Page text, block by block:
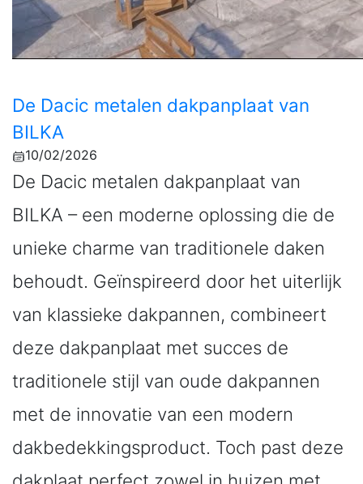
De Dacic metalen dakpanplaat van
BILKA
10/02/2026
De Dacic metalen dakpanplaat van
BILKA – een moderne oplossing die de
unieke charme van traditionele daken
behoudt. Geïnspireerd door het uiterlijk
van klassieke dakpannen, combineert
deze dakpanplaat met succes de
traditionele stijl van oude dakpannen
met de innovatie van een modern
dakbedekkingsproduct. Toch past deze